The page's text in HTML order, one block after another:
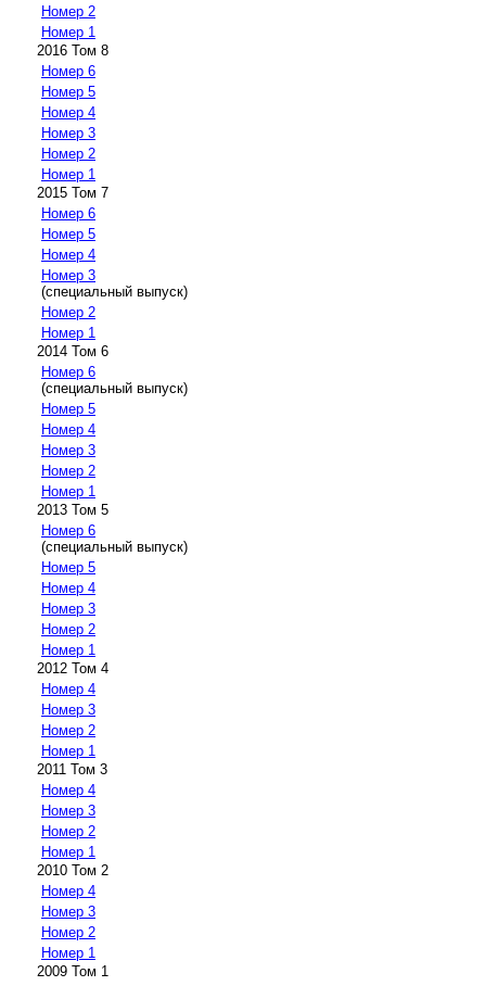
Номер 2
Номер 1
2016 Том 8
Номер 6
Номер 5
Номер 4
Номер 3
Номер 2
Номер 1
2015 Том 7
Номер 6
Номер 5
Номер 4
Номер 3
(специальный выпуск)
Номер 2
Номер 1
2014 Том 6
Номер 6
(специальный выпуск)
Номер 5
Номер 4
Номер 3
Номер 2
Номер 1
2013 Том 5
Номер 6
(специальный выпуск)
Номер 5
Номер 4
Номер 3
Номер 2
Номер 1
2012 Том 4
Номер 4
Номер 3
Номер 2
Номер 1
2011 Том 3
Номер 4
Номер 3
Номер 2
Номер 1
2010 Том 2
Номер 4
Номер 3
Номер 2
Номер 1
2009 Том 1